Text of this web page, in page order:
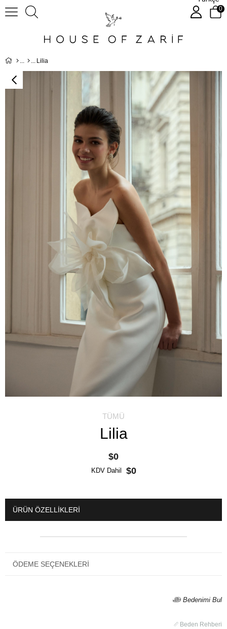
0
Lilia
TÜMÜ
Lilia
$0
KDV Dahil $0
ÜRÜN ÖZELLIKLERI
ÖDEME SEÇENEKLERI
Bedenimi Bul
Beden Rehberi